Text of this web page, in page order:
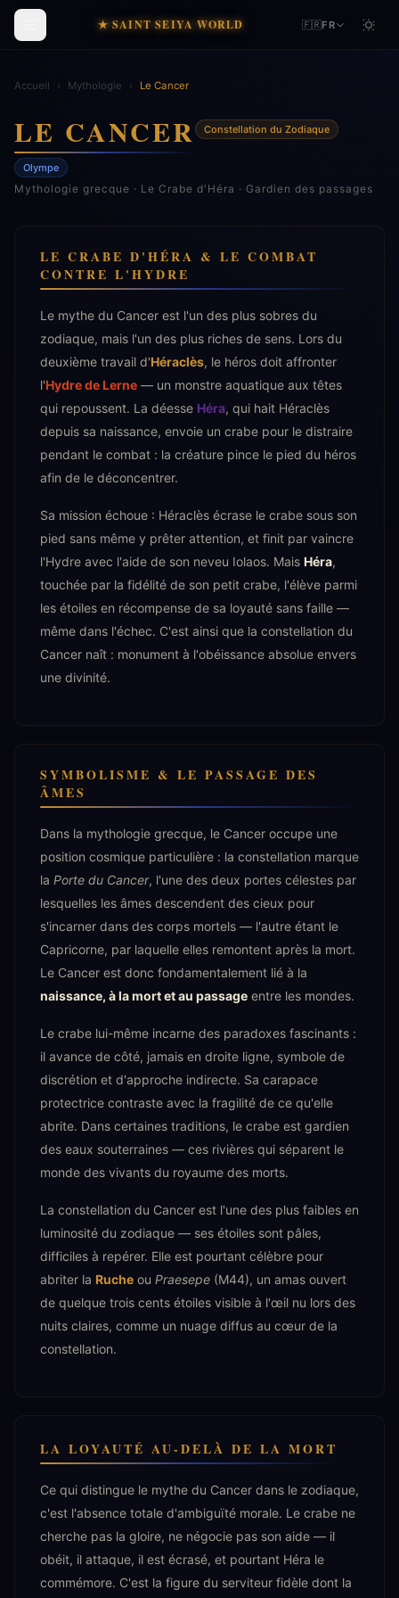
★ SAINT SEIYA WORLD 🇫🇷FR
Accueil › Mythologie › Le Cancer
LE CANCER Constellation du Zodiaque
Olympe
Mythologie grecque · Le Crabe d'Héra · Gardien des passages
LE CRABE D'HÉRA & LE COMBAT
CONTRE L'HYDRE
Le mythe du Cancer est l'un des plus sobres du
zodiaque, mais l'un des plus riches de sens. Lors du
deuxième travail d'Héraclès, le héros doit affronter
l'Hydre de Lerne — un monstre aquatique aux têtes
qui repoussent. La déesse Héra, qui hait Héraclès
depuis sa naissance, envoie un crabe pour le distraire
pendant le combat : la créature pince le pied du héros
afin de le déconcentrer.
Sa mission échoue : Héraclès écrase le crabe sous son
pied sans même y prêter attention, et finit par vaincre
l'Hydre avec l'aide de son neveu Iolaos. Mais Héra,
touchée par la fidélité de son petit crabe, l'élève parmi
les étoiles en récompense de sa loyauté sans faille —
même dans l'échec. C'est ainsi que la constellation du
Cancer naît : monument à l'obéissance absolue envers
une divinité.
SYMBOLISME & LE PASSAGE DES
ÂMES
Dans la mythologie grecque, le Cancer occupe une
position cosmique particulière : la constellation marque
la Porte du Cancer, l'une des deux portes célestes par
lesquelles les âmes descendent des cieux pour
s'incarner dans des corps mortels — l'autre étant le
Capricorne, par laquelle elles remontent après la mort.
Le Cancer est donc fondamentalement lié à la
naissance, à la mort et au passage entre les mondes.
Le crabe lui-même incarne des paradoxes fascinants :
il avance de côté, jamais en droite ligne, symbole de
discrétion et d'approche indirecte. Sa carapace
protectrice contraste avec la fragilité de ce qu'elle
abrite. Dans certaines traditions, le crabe est gardien
des eaux souterraines — ces rivières qui séparent le
monde des vivants du royaume des morts.
La constellation du Cancer est l'une des plus faibles en
luminosité du zodiaque — ses étoiles sont pâles,
difficiles à repérer. Elle est pourtant célèbre pour
abriter la Ruche ou Praesepe (M44), un amas ouvert
de quelque trois cents étoiles visible à l'œil nu lors des
nuits claires, comme un nuage diffus au cœur de la
constellation.
LA LOYAUTÉ AU-DELÀ DE LA MORT
Ce qui distingue le mythe du Cancer dans le zodiaque,
c'est l'absence totale d'ambiguïté morale. Le crabe ne
cherche pas la gloire, ne négocie pas son aide — il
obéit, il attaque, il est écrasé, et pourtant Héra le
commémore. C'est la figure du serviteur fidèle dont la